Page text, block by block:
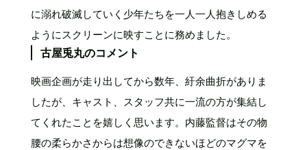
に溺れ破滅していく少年たちを一人一人抱きしめる
ようにスクリーンに映すことに務めました。
古屋兎丸のコメント
映画企画が走り出してから数年、紆余曲折がありま
したが、キャスト、スタッフ共に一流の方が集結し
てくれたことを嬉しく思います。内藤監督はその物
腰の柔らかさからは想像のできないほどのマグマを